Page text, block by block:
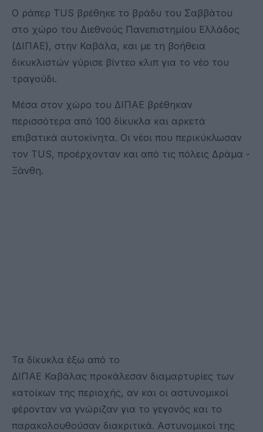
Ο ράπερ TUS βρέθηκε το βράδυ του Σαββάτου
στο χώρο του Διεθνούς Πανεπιστημίου Ελλάδος
(ΔΙΠΑΕ), στην Καβάλα, και με τη βοήθεια
δικυκλιστών γύρισε βίντεο κλιπ για το νέο του
τραγούδι.
Μέσα στον χώρο του ΔΙΠΑΕ βρέθηκαν
περισσότερα από 100 δίκυκλα και αρκετά
επιβατικά αυτοκίνητα. Οι νέοι που περικύκλωσαν
τον TUS, προέρχονταν και από τις πόλεις Δράμα -
Ξάνθη.
Τα δίκυκλα έξω από το
ΔΙΠΑΕ Καβάλας προκάλεσαν διαμαρτυρίες των
κατοίκων της περιοχής, αν και οι αστυνομικοί
φέρονταν να γνώριζαν για το γεγονός και το
παρακολουθούσαν διακριτικά. Αστυνομικοί της